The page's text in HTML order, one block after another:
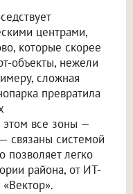
центрами,
которые скорее
объекты, нежели
сложная
превратила
этом все зоны —
связаны системой
позволяет легко
района, от ИТ-